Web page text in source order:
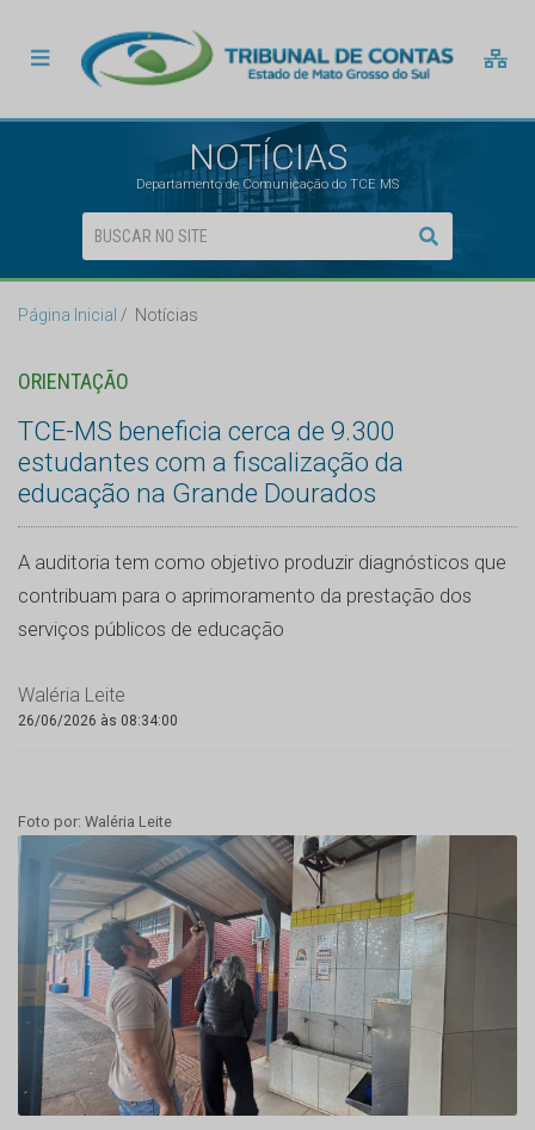
NOTÍCIAS
Departamento de Comunicação do TCE MS
Página Inicial Notícias
ORIENTAÇÃO
TCE-MS beneficia cerca de 9.300
estudantes com a fiscalização da
educação na Grande Dourados
A auditoria tem como objetivo produzir diagnósticos que
contribuam para o aprimoramento da prestação dos
serviços públicos de educação
Waléria Leite
26/06/2026 às 08:34:00
Foto por: Waléria Leite